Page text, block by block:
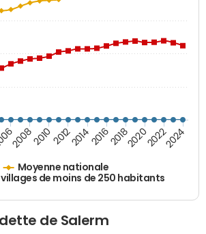
Moyenne nationale
villages de moins de 250 habitants
200820102012201420162018202020222024
de Salerm